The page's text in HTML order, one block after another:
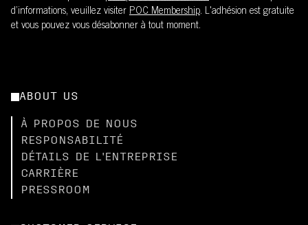
d’informations, veuillez visiter POC Membership. L'adhésion est gratuite
et vous pouvez vous désabonner à tout moment.
ABOUT US
À PROPOS DE NOUS
RESPONSABILITÉ
DÉTAILS DE L'ENTREPRISE
CARRIÈRE
PRESSROOM